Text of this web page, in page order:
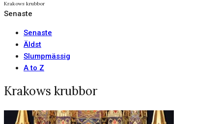
Krakows krubbor
Senaste
Senaste
Äldst
Slumpmässig
A to Z
Krakows krubbor